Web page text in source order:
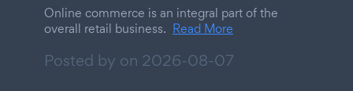
Online commerce is an integral part of the
overall retail business. Read More
Posted by on 2026-08-07